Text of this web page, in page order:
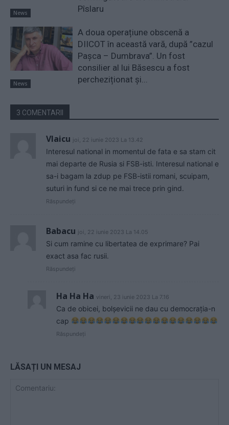
News
Pîslaru
News
A doua operațiune obscenă a
DIICOT în această vară, după ”cazul
Pașca – Dumbrava”. Un fost
consilier al lui Băsescu a fost
percheziționat și...
3 COMENTARII
Vlaicu joi, 22 iunie 2023 La 13.42
Interesul national in momentul de fata e sa stam cit
mai departe de Rusia si FSB-isti. Interesul national e
sa-i bagam la zdup pe FSB-istii romani, scuipam,
suturi in fund si ce ne mai trece prin gind.
Răspundeți
Babacu joi, 22 iunie 2023 La 14.05
Si cum ramine cu libertatea de exprimare? Pai
exact asa fac rusii.
Răspundeți
Ha Ha Ha vineri, 23 iunie 2023 La 7.16
Ca de obicei, bolșevicii ne dau cu democrația-n
cap
Răspundeți
LĂSAȚI UN MESAJ